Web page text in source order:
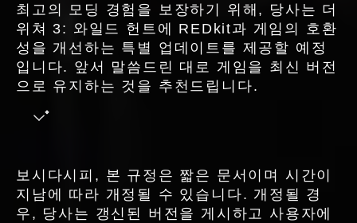
최고의 모딩 경험을 보장하기 위해, 당사는 더
위쳐 3: 와일드 헌트에 REDkit과 게임의 호환
성을 개선하는 특별 업데이트를 제공할 예정
입니다. 앞서 말씀드린 대로 게임을 최신 버전
으로 유지하는 것을 추천드립니다.
보시다시피, 본 규정은 짧은 문서이며 시간이
지남에 따라 개정될 수 있습니다. 개정될 경
우, 당사는 갱신된 버전을 게시하고 사용자에